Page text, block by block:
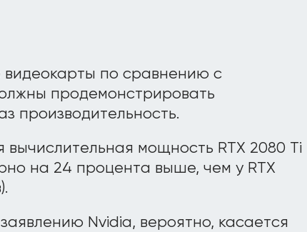
видеокарты по сравнению с
продемонстрировать
производительность.
вычислительная мощность RTX 2080 Ti
на 24 процента выше, чем у RTX
Nvidia, вероятно, касается